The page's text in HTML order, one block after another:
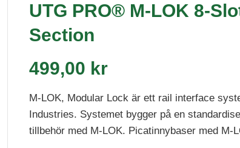
UTG PRO® M-LOK 8-
Section
499,00 kr
M-LOK, Modular Lock är ett rail interface
Industries. Systemet bygger på en
tillbehör med M-LOK. Picatinnybaser med M-